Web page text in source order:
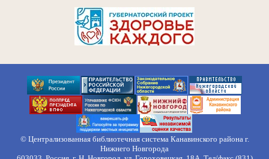
© Централизованная библиотечная система Канавинского района г.
Нижнего Новгорода